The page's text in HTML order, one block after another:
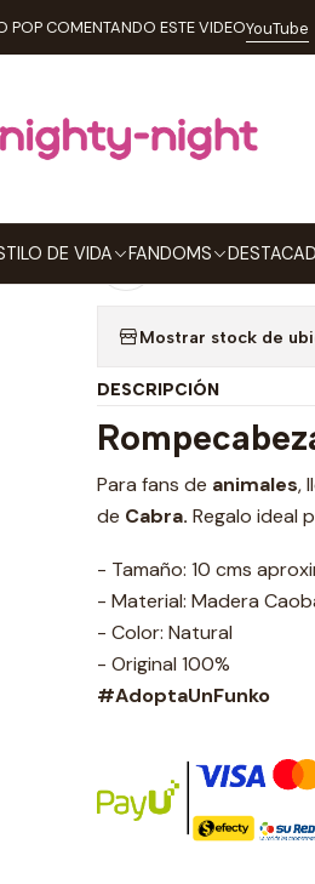
DE VIDA FANDOMS
POP COMENTANDO ESTE VIDEOYouTube
DE MESA Rompecabezas
Agregar a la
Mostrar stock de
DESCRIPCIÓN
Para fans de animales,
de Cabra. Regalo ideal
- Tamaño: 10 cms
- Material: Madera
- Color: Natural
- Original 100%
#AdoptaUnFunko